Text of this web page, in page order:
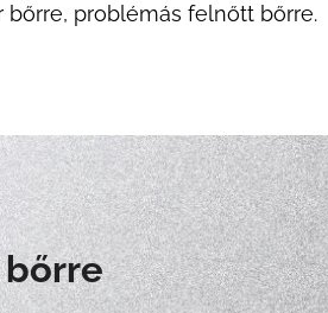
problémás felnőtt bőrre.
bőrre